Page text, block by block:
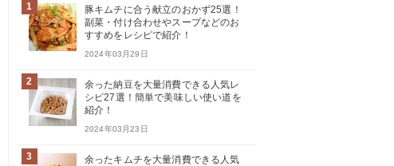
1
豚キムチに合う献立のおかず25選！
副菜・付け合わせやスープなどのお
すすめをレシピで紹介！
2024年03月29日
2
余った納豆を大量消費できる人気レ
シピ27選！簡単で美味しい使い道を
紹介！
2024年03月23日
3
余ったキムチを大量消費できる人気